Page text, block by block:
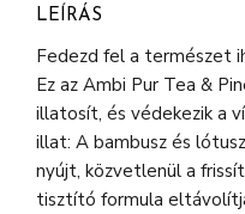
LEÍRÁS
Fedezd fel a természet
Ez az Ambi Pur Tea &
illatosít, és védekezik a
illat: A bambusz és
nyújt, közvetlenül a
tisztító formula